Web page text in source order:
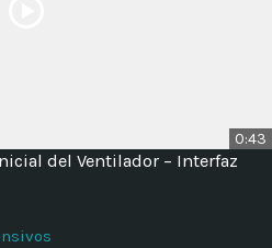
0:43
del Ventilador – Interfaz